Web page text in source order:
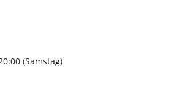
(Samstag)